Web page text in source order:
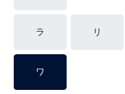
ラ リ
ワ